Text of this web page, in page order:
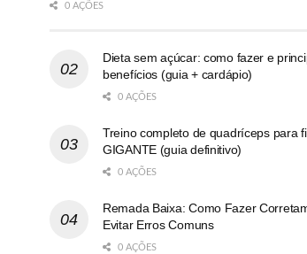
0 AÇÕES
Dieta sem açúcar: como fazer e
benefícios (guia + cardápio)
0 AÇÕES
Treino completo de quadríceps para
GIGANTE (guia definitivo)
0 AÇÕES
Remada Baixa: Como Fazer
Evitar Erros Comuns
0 AÇÕES